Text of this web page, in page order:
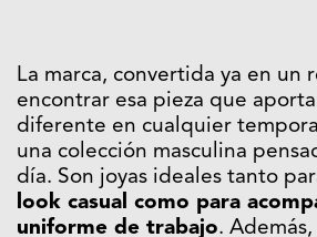
La marca, convertida ya en un
encontrar esa pieza que
diferente en cualquier
una colección masculina
día. Son joyas ideales tanto
look casual como para
uniforme de trabajo.